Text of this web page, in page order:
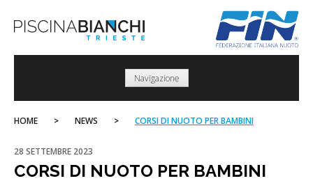
to
Navigazione
HOME > NEWS > CORSI DI NUOTO PER BAMBINI
28 SETTEMBRE 2023
CORSI DI NUOTO PER BAMBINI